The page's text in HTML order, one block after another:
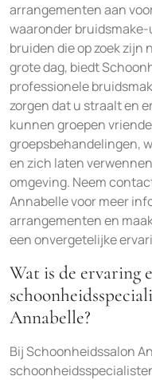
arrangementen aan
waaronder
bruiden die op zoek zijn
grote dag, biedt
professionele
zorgen dat u straalt en
kunnen groepen
groepsbehandelingen,
en zich laten
omgeving. Neem
Annabelle voor meer
arrangementen en
een onvergetelijke
Wat is de ervaring
Annabelle?
Bij Schoonheidssalon